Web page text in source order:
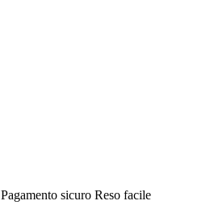
Pagamento sicuro Reso facile